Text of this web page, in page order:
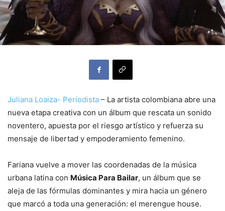
Juliana Loaiza- Periodista – La artista colombiana abre una
nueva etapa creativa con un álbum que rescata un sonido
noventero, apuesta por el riesgo artístico y refuerza su
mensaje de libertad y empoderamiento femenino.
Fariana vuelve a mover las coordenadas de la música
urbana latina con Música Para Bailar, un álbum que se
aleja de las fórmulas dominantes y mira hacia un género
que marcó a toda una generación: el merengue house.